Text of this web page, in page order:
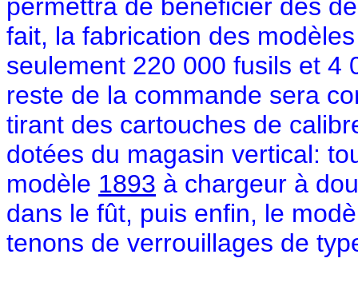
permettra de bénéficier des
fait, la fabrication des
seulement 220 000 fusils et 4
reste de la commande sera
tirant des cartouches de
dotées du magasin vertical:
modèle 1893 à chargeur à
dans le fût, puis enfin, le
tenons de verrouillages de